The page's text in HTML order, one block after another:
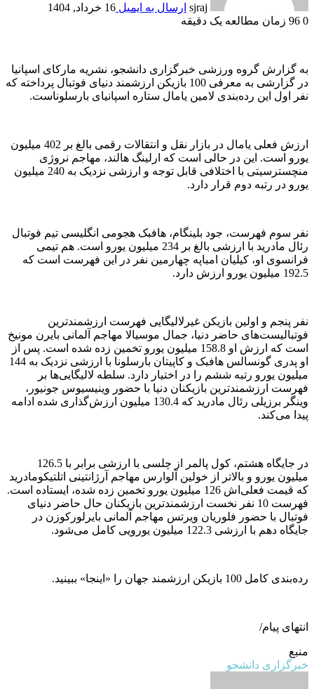
sjraj ارسال به ایمیل 16 خرداد, 1404
0
زمان مطالعه یک دقیقه
به گزارش گروه ورزشی خبرگزاری دانشجو، نشریه مارکای اسپانیا
در گزارشی به معرفی 100 بازیکن ارزشمند دنیای فوتبال پرداخته که
نفر اول این رده‌بندی لامین یامال ستاره اسپانیای بارسلوناست.
ارزش فعلی یامال در بازار نقل و انتقالات رقمی بالغ بر 402 میلیون
یورو است. این در حالی است که ارلینگ هالند، مهاجم نروژی
منچسترسیتی با اختلافی قابل توجه و ارزشی نزدیک به 240 میلیون
یورو در رتبه دوم قرار دارد.
نفر سوم فهرست، جود بلینگام، هافبک هجومی انگلیسی تیم فوتبال
رئال مادرید با ارزشی بالغ بر 234 میلیون یورو است. هم تیمی
فرانسوی او، کیلیان امباپه چهارمین نفر در این فهرست است که
192.5 میلیون یورو ارزش دارد.
نفر پنجم و اولین بازیکن غیرلالیگایی فهرست ارزشمندترین
فوتبالیست‌های حاضر دنیا، جمال موسیالا مهاجم آلمانی بایرن مونیخ
است که ارزش او 158.8 میلیون یورو تخمین زده شده است. پس از
او پدری گونسالس هافبک و کاپیتان بارسلونا با ارزشی نزدیک به 144
میلیون یورو رتبه ششم را در اختیار دارد. سلطه لالیگایی‌ها بر
فهرست ارزشمندترین بازیکنان دنیا با حضور وینیسیوس جونیور،
وینگر برزیلی رئال مادرید که 130.4 میلیون ارزش‌گذاری شده ادامه
پیدا می‌کند.
در جایگاه هشتم، کول پالمر از چلسی با ارزشی برابر با 126.5
میلیون یورو و بالاتر از خولین آلوارس مهاجم آرژانتینی اتلتیکومادرید
که قیمت فعلی‌اش 126 میلیون یورو تخمین زده شده، ایستاده است.
فهرست 10 نفر نخست ارزشمندترین بازیکنان حال حاضر دنیای
فوتبال با حضور فلوریان ویرتس مهاجم آلمانی بایرلورکوزن در
جایگاه دهم با ارزشی 122.3 میلیون یورویی کامل می‌شود.
رده‌بندی کامل 100 بازیکن ارزشمند جهان را «اینجا» ببینید.
انتهای پیام/
منبع
خبرگزاری دانشجو